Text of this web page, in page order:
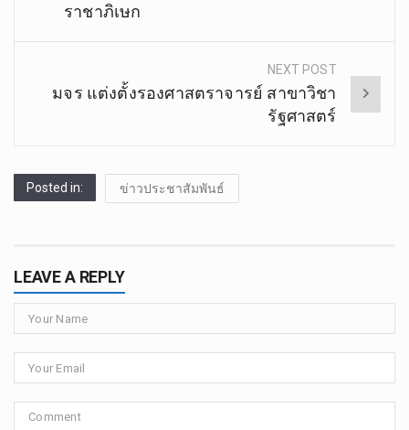
ราชาภิเษก
NEXT POST
มจร​ แต่งตั้ง​รองศาสตราจารย์​ สาขาวิชา​
รัฐศาสตร์​
Posted in: ข่าวประชาสัมพันธ์
LEAVE A REPLY